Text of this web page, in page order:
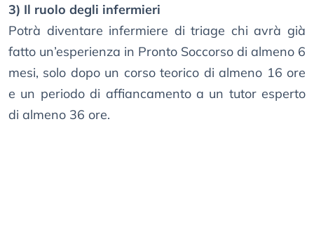
3) Il ruolo degli infermieri
Potrà diventare infermiere di triage chi avrà già
fatto un’esperienza in Pronto Soccorso di almeno 6
mesi, solo dopo un corso teorico di almeno 16 ore
e un periodo di affiancamento a un tutor esperto
di almeno 36 ore.